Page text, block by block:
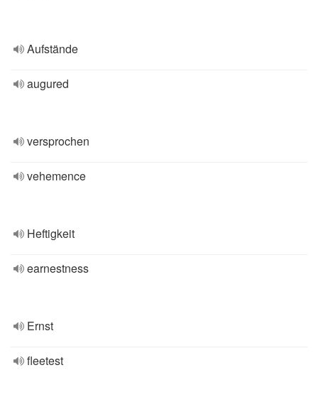
Aufstände
augured
versprochen
vehemence
Heftigkeit
earnestness
Ernst
fleetest